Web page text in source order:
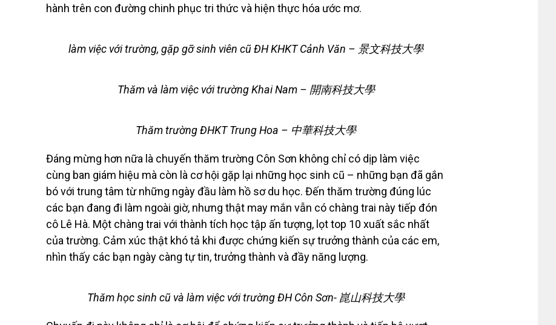
hành trên con đường chinh phục tri thức và hiện thực hóa ước mơ.
làm việc với trường, gặp gỡ sinh viên cũ ĐH KHKT Cảnh Văn – 景文科技大學
Thăm và làm việc với trường Khai Nam – 開南科技大學
Thăm trường ĐHKT Trung Hoa – 中華科技大學
Đáng mừng hơn nữa là chuyến thăm trường Côn Sơn không chỉ có dịp làm việc
cùng ban giám hiệu mà còn là cơ hội gặp lại những học sinh cũ – những bạn đã gắn
bó với trung tâm từ những ngày đầu làm hồ sơ du học. Đến thăm trường đúng lúc
các bạn đang đi làm ngoài giờ, nhưng thật may mắn vẫn có chàng trai này tiếp đón
cô Lê Hà. Một chàng trai với thành tích học tập ấn tượng, lọt top 10 xuất sắc nhất
của trường. Cảm xúc thật khó tả khi được chứng kiến sự trưởng thành của các em,
nhìn thấy các bạn ngày càng tự tin, trưởng thành và đầy năng lượng.
Thăm học sinh cũ và làm việc với trường ĐH Côn Sơn- 崑山科技大學